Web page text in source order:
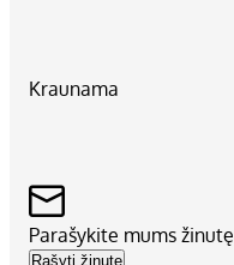
Kraunama
Parašykite mums žinutę
Rašyti žinutę